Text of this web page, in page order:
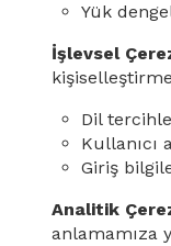
Yük
İşlevsel
Dil
Kullanıcı
Giriş
Analitik
anlamamıza